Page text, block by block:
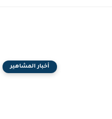
أخبار المشاهير